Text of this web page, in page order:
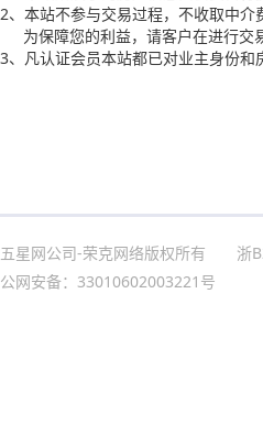
2、本站不参与交易过程，不收取中
为保障您的利益，请客户在进行交
3、凡认证会员本站都已对业主身份
五星网公司-荣克网络版权所有 浙
公网安备：33010602003221号